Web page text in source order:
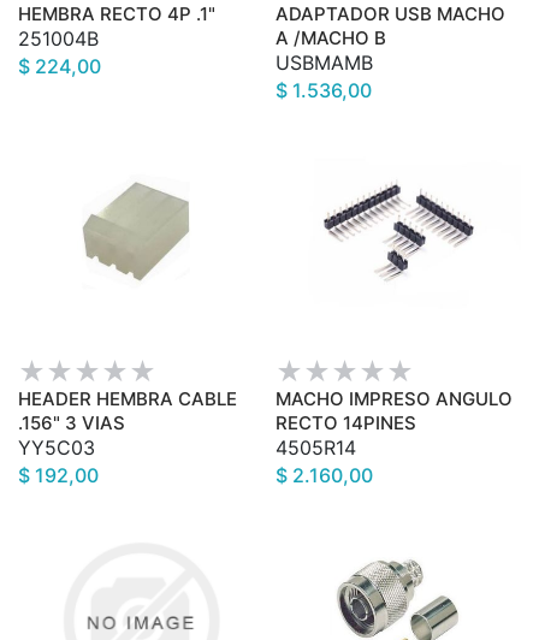
HEMBRA RECTO 4P .1"
251004B
$ 224,00
ADAPTADOR USB MACHO
A /MACHO B
USBMAMB
$ 1.536,00
HEADER HEMBRA CABLE
.156" 3 VIAS
YY5C03
$ 192,00
MACHO IMPRESO ANGULO
RECTO 14PINES
4505R14
$ 2.160,00